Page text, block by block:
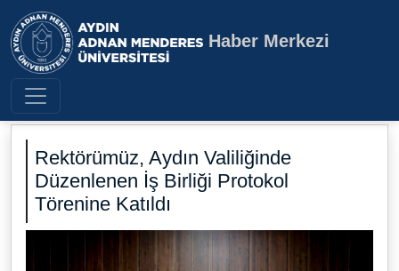
Aydın Adnan Menderes
Haber Merkezi
Rektörümüz, Aydın Valiliğinde
Düzenlenen İş Birliği Protokol
Törenine Katıldı